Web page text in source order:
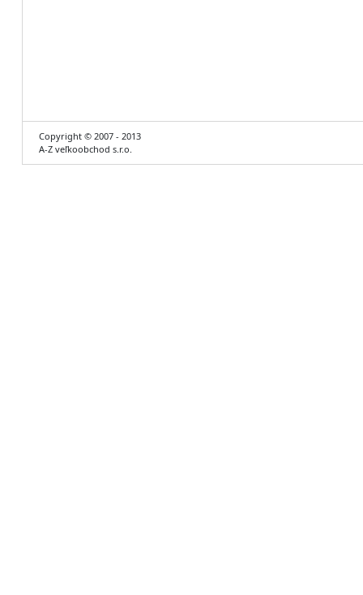
Copyright © 2007 - 2013
A-Z veľkoobchod s.r.o.